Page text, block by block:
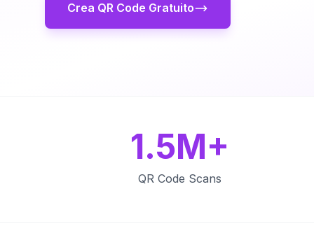
Crea QR Code Gratuito
1.5M+
QR Code Scans